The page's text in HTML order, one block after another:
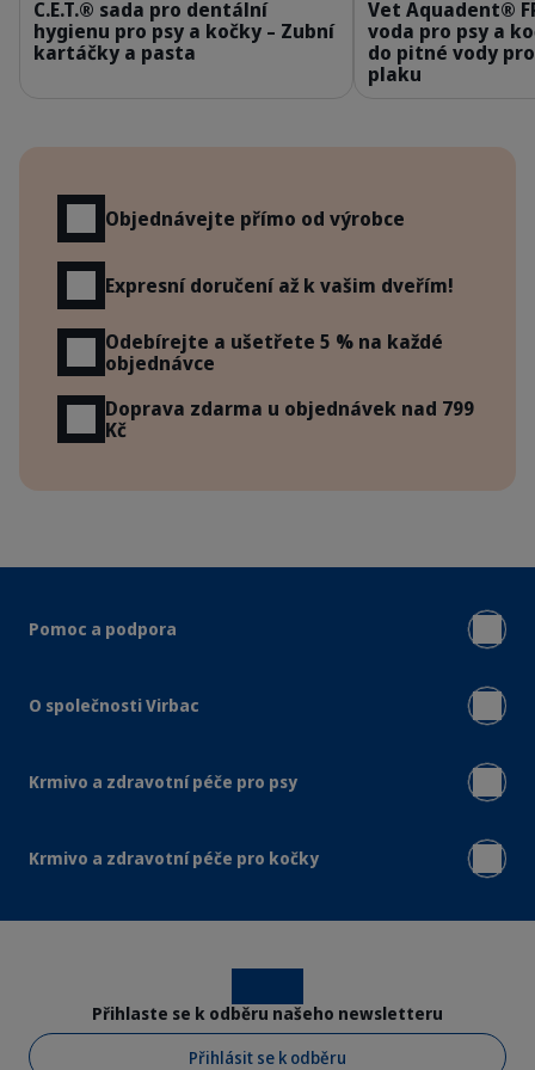
C.E.T.® sada pro dentální
hygienu pro psy a kočky – Zubní
kartáčky a pasta
Vet Aquadent®
voda pro psy a
do pitné vody
plaku
Objednávejte přímo od výrobce
Expresní doručení až k vašim dveřím!
Odebírejte a ušetřete 5 % na každé
objednávce
Doprava zdarma u objednávek nad 799
Kč
Pomoc a podpora
O společnosti Virbac
Krmivo a zdravotní péče pro psy
Krmivo a zdravotní péče pro kočky
Přihlaste se k odběru našeho newsletteru
Přihlásit se k odběru